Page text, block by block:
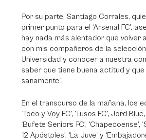
Por su parte, Santiago Corrales,
primer punto para el ‘Arsenal FC’,
hay nada más alentador que volver
con mis compañeros de la
Universidad y conocer a nuestra
saber que tiene buena actitud y
sanamente”.
En el transcurso de la mañana, los
‘Toco y Voy FC’, ‘Lusos FC’, Jord
‘Bufete Seniors FC’, ‘Chapecoense’,
12 Apóstoles’, ‘La Juve’ y